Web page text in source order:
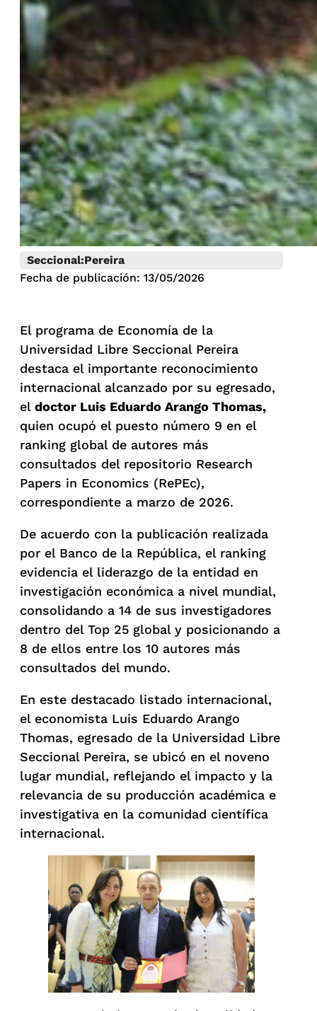
Seccional:Pereira
Fecha de publicación: 13/05/2026
El programa de Economía de la
Universidad Libre Seccional Pereira
destaca el importante reconocimiento
internacional alcanzado por su egresado,
el doctor Luis Eduardo Arango Thomas,
quien ocupó el puesto número 9 en el
ranking global de autores más
consultados del repositorio Research
Papers in Economics (RePEc),
correspondiente a marzo de 2026.
De acuerdo con la publicación realizada
por el Banco de la República, el ranking
evidencia el liderazgo de la entidad en
investigación económica a nivel mundial,
consolidando a 14 de sus investigadores
dentro del Top 25 global y posicionando a
8 de ellos entre los 10 autores más
consultados del mundo.
En este destacado listado internacional,
el economista Luis Eduardo Arango
Thomas, egresado de la Universidad Libre
Seccional Pereira, se ubicó en el noveno
lugar mundial, reflejando el impacto y la
relevancia de su producción académica e
investigativa en la comunidad científica
internacional.